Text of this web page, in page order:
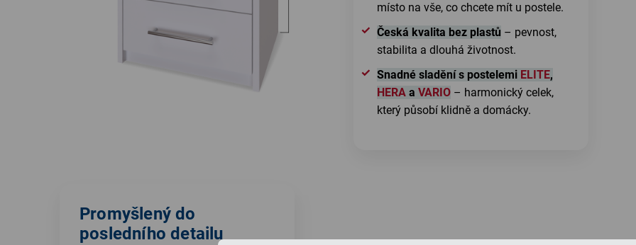
místo na vše, co chcete mít u postele.
Česká kvalita bez plastů – pevnost,
stabilita a dlouhá životnost.
Snadné sladění s postelemi ELITE,
HERAaVARIO – harmonický celek,
který působí klidně a domácky.
Promyšlený do
posledního detailu